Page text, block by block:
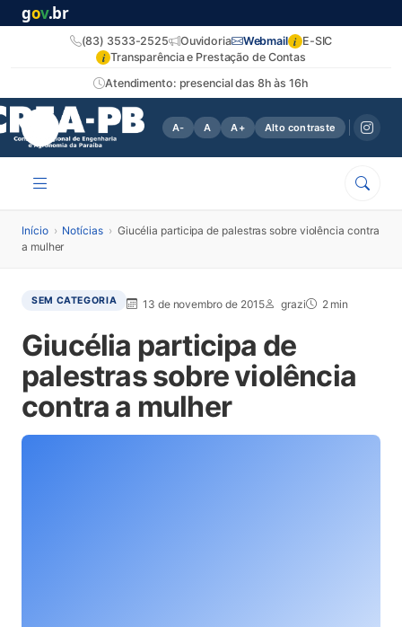
gov.br
Atendimento: presencial das 8h às 16h
(83) 3533-2525 Ouvidoria Webmail i E-SIC
i Transparência e Prestação de Contas
A- A A+ Alto contraste
Início › Notícias › Giucélia participa de palestras sobre violência contra
a mulher
SEM CATEGORIA 13 de novembro de 2015 grazi 2 min
Giucélia participa de
palestras sobre violência
contra a mulher